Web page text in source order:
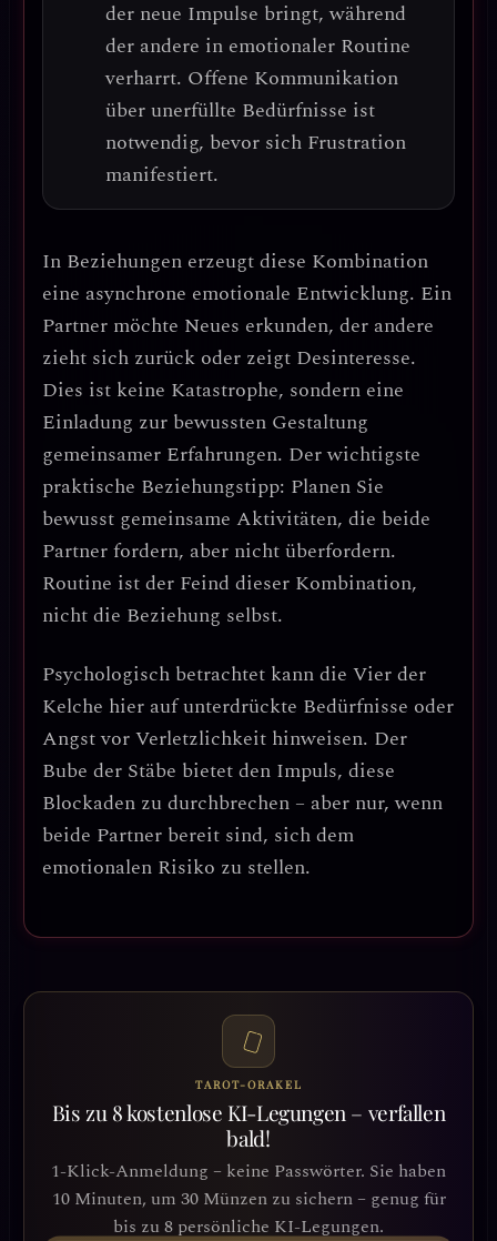
der neue Impulse bringt, während
der andere in emotionaler Routine
verharrt. Offene Kommunikation
über unerfüllte Bedürfnisse ist
notwendig, bevor sich Frustration
manifestiert.
In Beziehungen erzeugt diese Kombination
eine asynchrone emotionale Entwicklung. Ein
Partner möchte Neues erkunden, der andere
zieht sich zurück oder zeigt Desinteresse.
Dies ist keine Katastrophe, sondern eine
Einladung zur bewussten Gestaltung
gemeinsamer Erfahrungen. Der wichtigste
praktische Beziehungstipp: Planen Sie
bewusst gemeinsame Aktivitäten, die beide
Partner fordern, aber nicht überfordern.
Routine ist der Feind dieser Kombination,
nicht die Beziehung selbst.
Psychologisch betrachtet kann die Vier der
Kelche hier aufunterdrückte Bedürfnisse oder
Angst vor Verletzlichkeit hinweisen. Der
Bube der Stäbe bietet den Impuls, diese
Blockaden zu durchbrechen – aber nur, wenn
beide Partner bereit sind, sich dem
emotionalen Risiko zu stellen.
TAROT-ORAKEL
Bis zu 8 kostenlose KI-Legungen – verfallen
bald!
1-Klick-Anmeldung – keine Passwörter. Sie haben
10 Minuten, um 30 Münzen zu sichern – genug für
bis zu 8 persönliche KI-Legungen.